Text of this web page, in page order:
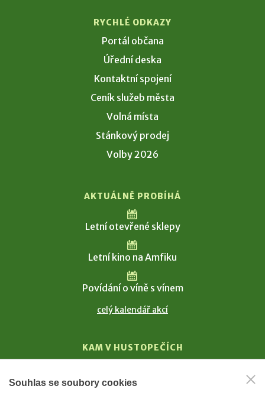
RYCHLÉ ODKAZY
Portál občana
Úřední deska
Kontaktní spojení
Ceník služeb města
Volná místa
Stánkový prodej
Volby 2026
AKTUÁLNĚ PROBÍHÁ
Letní otevřené sklepy
Letní kino na Amfiku
Povídání o víně s vínem
celý kalendář akcí
KAM V HUSTOPEČÍCH
T. G. Masaryk
Souhlas se soubory cookies